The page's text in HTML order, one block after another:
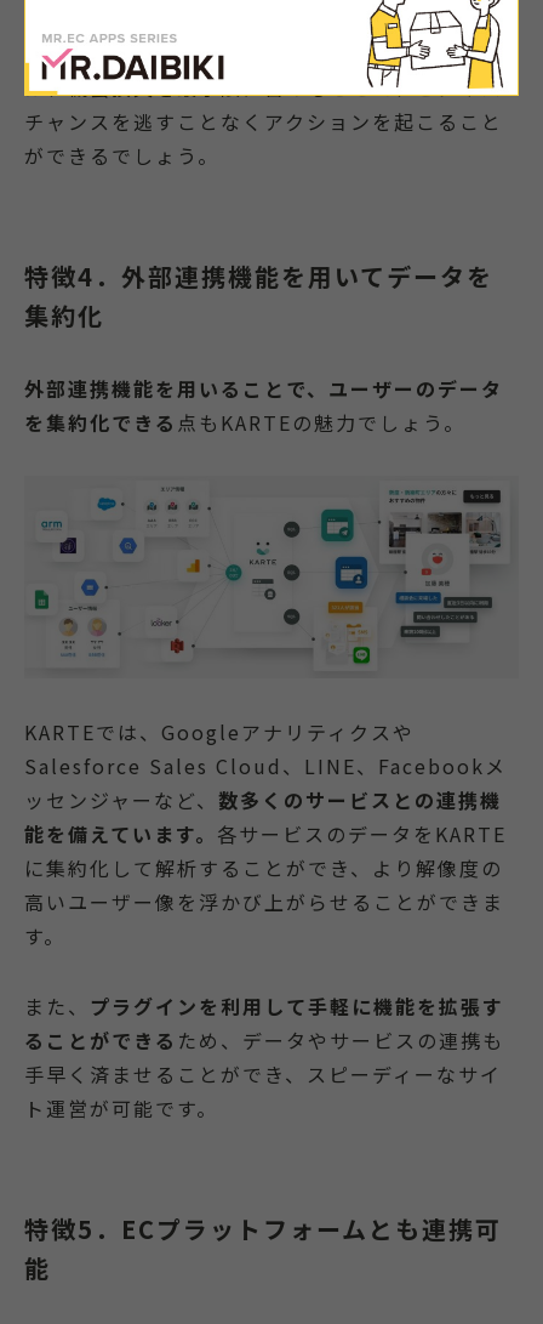
り取りをすることができ、サイトへのロイヤリテ
ィが高まります。一方のサイト運営者にとって
は、機会損失を最小限に留めることで、ビジネス
チャンスを逃すことなくアクションを起こること
ができるでしょう。
特徴4．外部連携機能を用いてデータを
集約化
外部連携機能を用いることで、ユーザーのデータ
を集約化できる 点もKARTEの魅力でしょう。
KARTEでは、Googleアナリティクスや
Salesforce Sales Cloud、LINE、Facebookメ
ッセンジャーなど、 数多くのサービスとの連携機
能を備えています。 各サービスのデータをKARTE
に集約化して解析することができ、より解像度の
高いユーザー像を浮かび上がらせることができま
す。
また、 プラグインを利用して手軽に機能を拡張す
ることができる ため、データやサービスの連携も
手早く済ませることができ、スピーディーなサイ
ト運営が可能です。
特徴5．ECプラットフォームとも連携可
能